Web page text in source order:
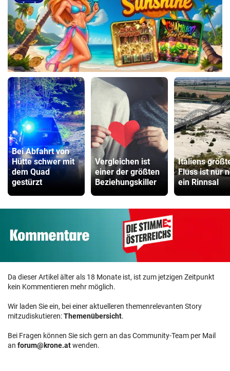
Bei Abfahrt von
Hütte schwer mit
dem Quad
gestürzt
Vergleichen ist
einer der größten
Beziehungskiller
Italiens
Fluss ist nur
ein Rinnsal
Da dieser Artikel älter als 18 Monate ist, ist zum jetzigen Zeitpunkt
kein Kommentieren mehr möglich.
Wir laden Sie ein, bei einer aktuelleren themenrelevanten Story
mitzudiskutieren:Themenübersicht.
Bei Fragen können Sie sich gern an das Community-Team per Mail
an forum@krone.atwenden.